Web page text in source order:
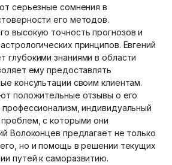
серьезные сомнения в
его методов.
высокую точность прогнозов и
принципов. Евгений
глубокими знаниями в области
ему предоставлять
консультации своим клиентам.
положительные отзывы о его
индивидуальный
с которыми они
Волоконцев предлагает не только
но и помощь в решении текущих
путей к саморазвитию.